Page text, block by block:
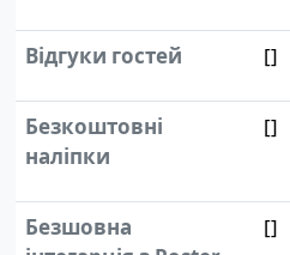
Відгуки гостей []
Безкоштовні
наліпки
[]
Безшовна
[]